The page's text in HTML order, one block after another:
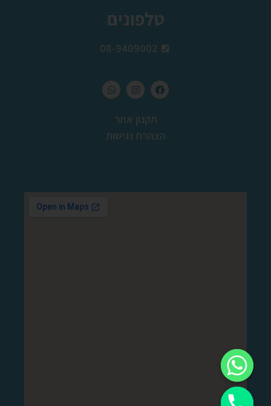
טלפונים
08-9409002
תקנון אתר
הצהרת נגישות